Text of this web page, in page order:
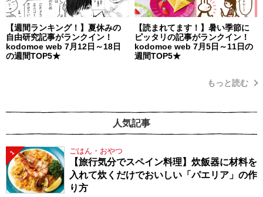
【週間ランキング！】夏休みの
自由研究記事がランクイン！
kodomoe web 7月12日～18日
の週間TOP5★
【読まれてます！】暑い季節に
ピッタリの記事がランクイン！
kodomoe web 7月5日～11日の
週間TOP5★
もっと読む
人気記事
1 ごはん・おやつ
【旅行気分でスペイン料理】炊飯器に材料を
入れて炊くだけでおいしい「パエリア」の作
り方